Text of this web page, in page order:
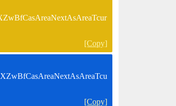
[Copy]
[Copy]